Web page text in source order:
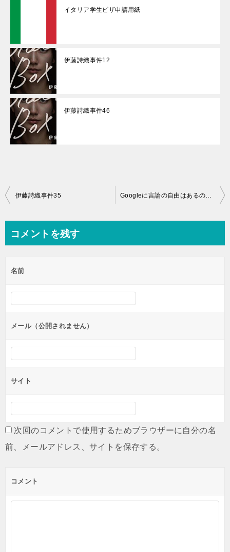
イタリア学生ビザ申請用紙
伊藤詩織事件12
伊藤詩織事件46
投
ビ
ー
シ
ョ
ン
伊藤詩織事件35 Googleに言論の自由はあるのでしょうか？
コメントを残す
名前
メール（公開されません）
サイト
次回のコメントで使用するためブラウザーに自分の名
前、メールアドレス、サイトを保存する。
コメント